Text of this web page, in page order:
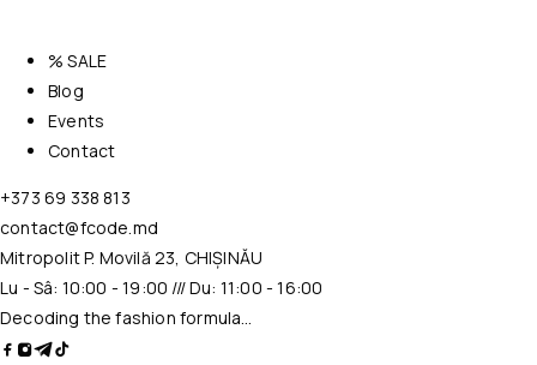
% SALE
Blog
Events
Contact
+373 69 338 813
contact@fcode.md
Mitropolit P. Movilă 23, CHIȘINĂU
Lu - Sâ: 10:00 - 19:00 /// Du: 11:00 - 16:00
Decoding the fashion formula…